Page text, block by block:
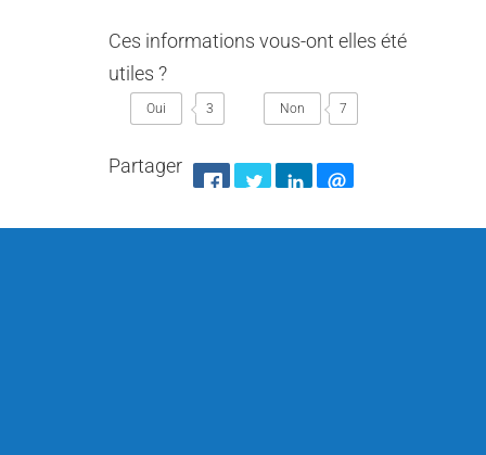
Ces informations vous-ont elles été
utiles ?
3 7
Partager